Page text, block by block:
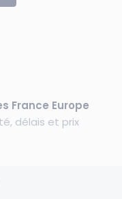
France Europe
délais et prix